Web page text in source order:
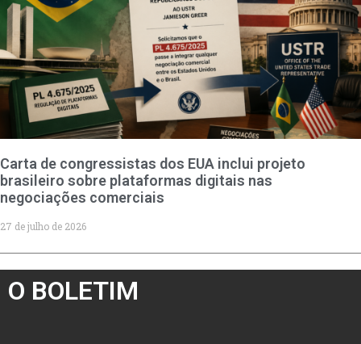
Carta de congressistas dos EUA inclui projeto
brasileiro sobre plataformas digitais nas
negociações comerciais
27 de julho de 2026
O BOLETIM